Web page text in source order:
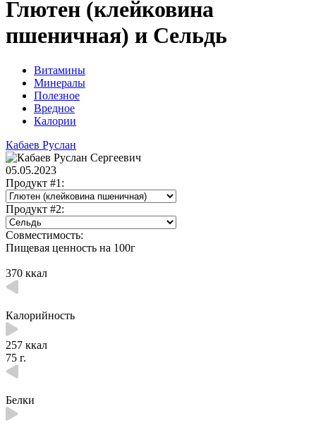
Глютен (клейковина
пшеничная) и Сельдь
Витамины
Минералы
Полезное
Вредное
Калории
Кабаев Руслан
05.05.2023
Продукт #1:
Продукт #2:
Совместимость:
Пищевая ценность на 100г
370 ккал
Калорийность
257 ккал
75 г.
Белки